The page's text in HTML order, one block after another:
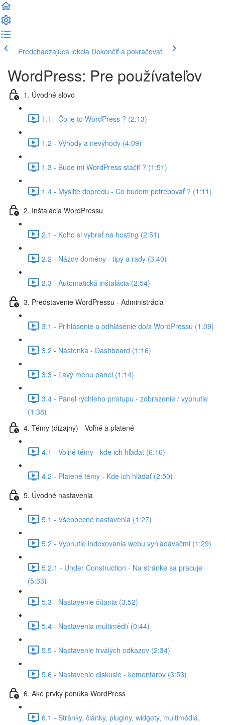
Predchádzajúca lekcia Dokončiť a pokračovať
WordPress: Pre používateľov
1. Úvodné slovo
1.1 - Čo je to WordPress ? (2:13)
1.2 - Výhody a nevýhody (4:09)
1.3 - Bude mi WordPress stačiť ? (1:51)
1.4 - Myslite dopredu - Čo budem potrebovať ? (1:11)
2. Inštalácia WordPressu
2.1 - Koho si vybrať na hosting (2:51)
2.2 - Názov domény - tipy a rady (3:40)
2.3 - Automatická inštalácia (2:54)
3. Predstavenie WordPressu - Administrácia
3.1 - Prihlásenie a odhlásenie do/z WordPressu (1:09)
3.2 - Nástenka - Dashboard (1:16)
3.3 - Ľavý menu panel (1:14)
3.4 - Panel rýchleho prístupu - zobrazenie / vypnutie
(1:38)
4. Témy (dizajny) - Voľné a platené
4.1 - Voľné témy - kde ich hľadať (6:16)
4.2 - Platené témy - Kde ich hľadať (2:50)
5. Úvodné nastavenia
5.1 - Všeobecné nastavenia (1:27)
5.2 - Vypnutie indexovania webu vyhľadávačmi (1:29)
5.2.1 - Under Construction - Na stránke sa pracuje
(5:33)
5.3 - Nastavenie čítania (3:52)
5.4 - Nastavenia multimédií (0:44)
5.5 - Nastavenie trvalých odkazov (2:34)
5.6 - Nastavenie diskusie - komentárov (3:53)
6. Aké prvky ponúka WordPress
6.1 - Stránky, články, pluginy, widgety, multimédiá,